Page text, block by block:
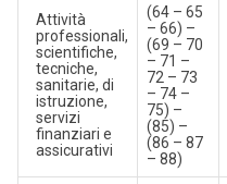
Attività
professionali,
scientifiche,
tecniche,
sanitarie, di
istruzione,
servizi
finanziari e
assicurativi
(64 – 65
– 66) –
(69 – 70
– 71 –
72 – 73
– 74 –
75) –
(85) –
(86 – 87
– 88)